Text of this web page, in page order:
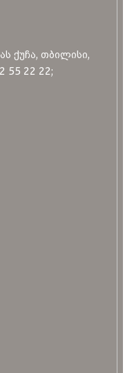
ქუჩა, თბილისი,
55 22 22;